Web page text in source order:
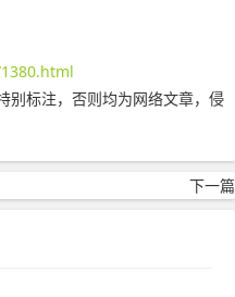
别标注，否则均为网络文章，侵
下一篇